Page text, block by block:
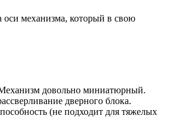
оси механизма, который в свою
довольно миниатюрный.
дверного блока.
(не подходит для тяжелых